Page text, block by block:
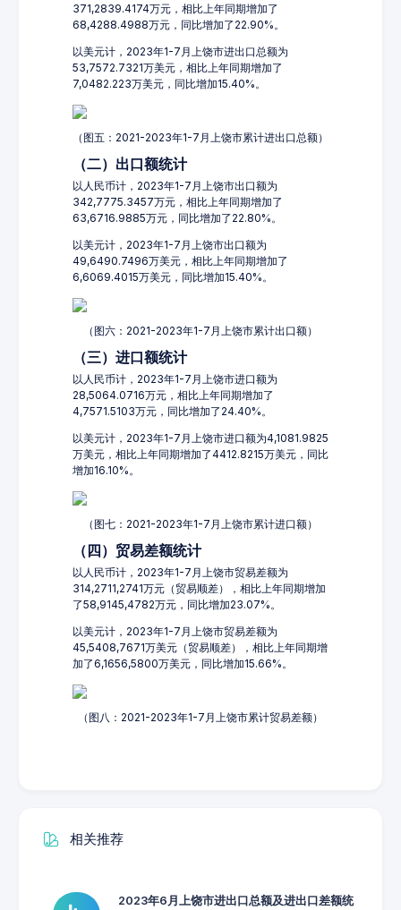
371,2839.4174万元，相比上年同期增加了
68,4288.4988万元，同比增加了22.90%。
以美元计，2023年1-7月上饶市进出口总额为
53,7572.7321万美元，相比上年同期增加了
7,0482.223万美元，同比增加15.40%。
（图五：2021-2023年1-7月上饶市累计进出口总额）
（二）出口额统计
以人民币计，2023年1-7月上饶市出口额为
342,7775.3457万元，相比上年同期增加了
63,6716.9885万元，同比增加了22.80%。
以美元计，2023年1-7月上饶市出口额为
49,6490.7496万美元，相比上年同期增加了
6,6069.4015万美元，同比增加15.40%。
（图六：2021-2023年1-7月上饶市累计出口额）
（三）进口额统计
以人民币计，2023年1-7月上饶市进口额为
28,5064.0716万元，相比上年同期增加了
4,7571.5103万元，同比增加了24.40%。
以美元计，2023年1-7月上饶市进口额为4,1081.9825
万美元，相比上年同期增加了4412.8215万美元，同比
增加16.10%。
（图七：2021-2023年1-7月上饶市累计进口额）
（四）贸易差额统计
以人民币计，2023年1-7月上饶市贸易差额为
314,2711,2741万元（贸易顺差），相比上年同期增加
了58,9145,4782万元，同比增加23.07%。
以美元计，2023年1-7月上饶市贸易差额为
45,5408,7671万美元（贸易顺差），相比上年同期增
加了6,1656,5800万美元，同比增加15.66%。
（图八：2021-2023年1-7月上饶市累计贸易差额）
相关推荐
2023年6月上饶市进出口总额及进出口差额统